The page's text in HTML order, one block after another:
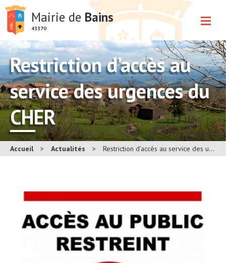
Mairie de Bains
43370
Restriction d’accès au
service des urgences du
CHER
Accueil > Actualités > Restriction d’accès au service des urgences du CHER